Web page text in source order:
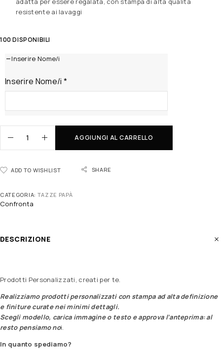
resistente ai lavaggi
100 DISPONIBILI
Inserire Nome/i
Inserire Nome/i *
AGGIUNGI AL CARRELLO
ADD TO WISHLIST SHARE
CATEGORIA: TAZZE PAPÀ
Confronta
DESCRIZIONE
Prodotti Personalizzati, creati per te.
Realizziamo prodotti personalizzati con stampa ad alta definizione
e finiture curate nei minimi dettagli.
Scegli modello, carica immagine o testo e approva l’anteprima: al
resto pensiamo noi.
In quanto spediamo?